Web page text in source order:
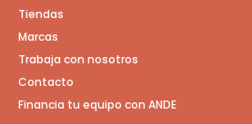
Tiendas
Marcas
Trabaja con nosotros
Contacto
Financia tu equipo con ANDE